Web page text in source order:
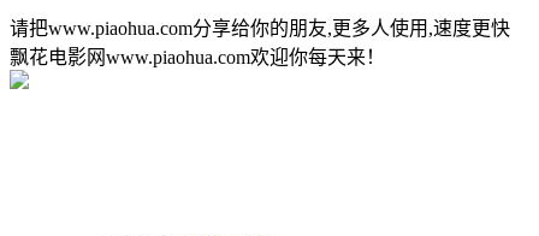
请把www.piaohua.com分享给你的朋友,更多人使用,速度更快
飘花电影网www.piaohua.com欢迎你每天来！